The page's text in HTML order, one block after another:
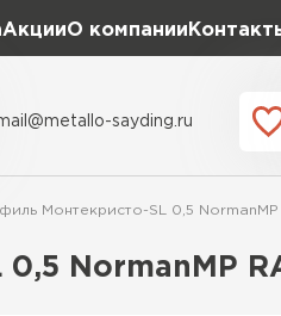
АкцииО компании
Доборные
sayding.ru
Монтекристо-SL 0,5
NormanMP